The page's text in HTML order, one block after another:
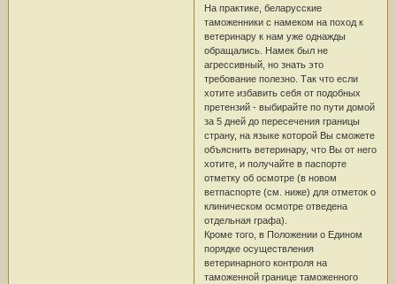
На практике, беларусские
таможенники с намеком на поход к
ветеринару к нам уже однажды
обращались. Намек был не
агрессивный, но знать это
требование полезно. Так что если
хотите избавить себя от подобных
претензий - выбирайте по пути домой
за 5 дней до пересечения границы
страну, на языке которой Вы сможете
объяснить ветеринару, что Вы от него
хотите, и получайте в паспорте
отметку об осмотре (в новом
ветпаспорте (см. ниже) для отметок о
клиническом осмотре отведена
отдельная графа).
Кроме того, в Положении о Едином
порядке осуществления
ветеринарного контроля на
таможенной границе таможенного